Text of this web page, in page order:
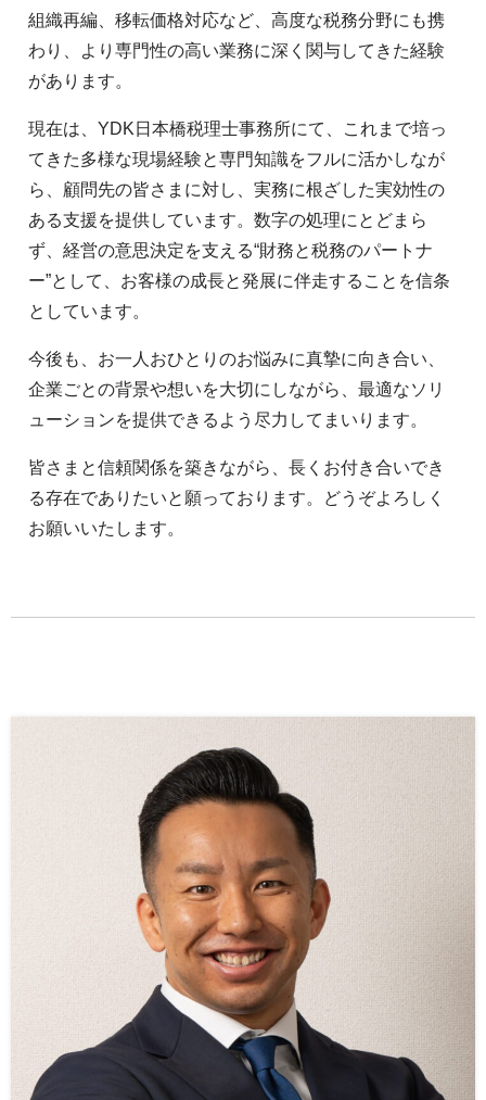
組織再編、移転価格対応など、高度な税務分野にも携
わり、より専門性の高い業務に深く関与してきた経験
があります。
現在は、YDK日本橋税理士事務所にて、これまで培っ
てきた多様な現場経験と専門知識をフルに活かしなが
ら、顧問先の皆さまに対し、実務に根ざした実効性の
ある支援を提供しています。数字の処理にとどまら
ず、経営の意思決定を支える“財務と税務のパートナ
ー”として、お客様の成長と発展に伴走することを信条
としています。
今後も、お一人おひとりのお悩みに真摯に向き合い、
企業ごとの背景や想いを大切にしながら、最適なソリ
ューションを提供できるよう尽力してまいります。
皆さまと信頼関係を築きながら、長くお付き合いでき
る存在でありたいと願っております。どうぞよろしく
お願いいたします。